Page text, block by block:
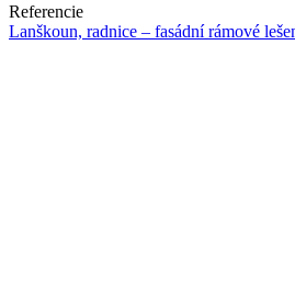
Referencie
Lanškoun, radnice – fasádní rámové